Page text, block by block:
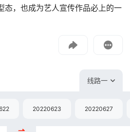
态，也成为艺人宣传作品必上的一
如遇无法播放请提交给我们
线路一
20220623 20220627